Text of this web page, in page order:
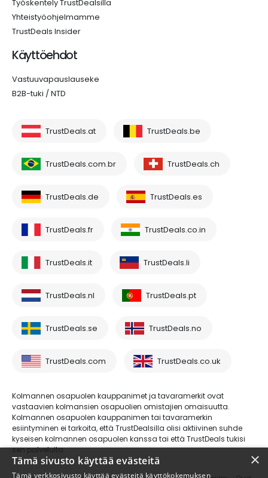
Työskentely TrustDealsilla
Yhteistyöohjelmamme
TrustDeals Insider
Käyttöehdot
Vastuuvapauslauseke
B2B-tuki / NTD
TrustDeals.at TrustDeals.be
TrustDeals.com.br TrustDeals.ch
TrustDeals.de TrustDeals.es
TrustDeals.fr TrustDeals.co.in
TrustDeals.it TrustDeals.li
TrustDeals.nl TrustDeals.pt
TrustDeals.se TrustDeals.no
TrustDeals.com TrustDeals.co.uk
Kolmannen osapuolen kauppanimet ja tavaramerkit ovat
vastaavien kolmansien osapuolien omistajien omaisuutta.
Kolmannen osapuolen kauppanimen tai tavaramerkin
esiintyminen ei tarkoita, että TrustDealsilla olisi aktiivinen suhde
kyseisen kolmannen osapuolen kanssa tai että TrustDeals tukisi
sen palveluita.
×
Tämä sivusto käyttää evästeitä
Tämä verkkosivusto käyttää evästeitä käyttökokemuksen